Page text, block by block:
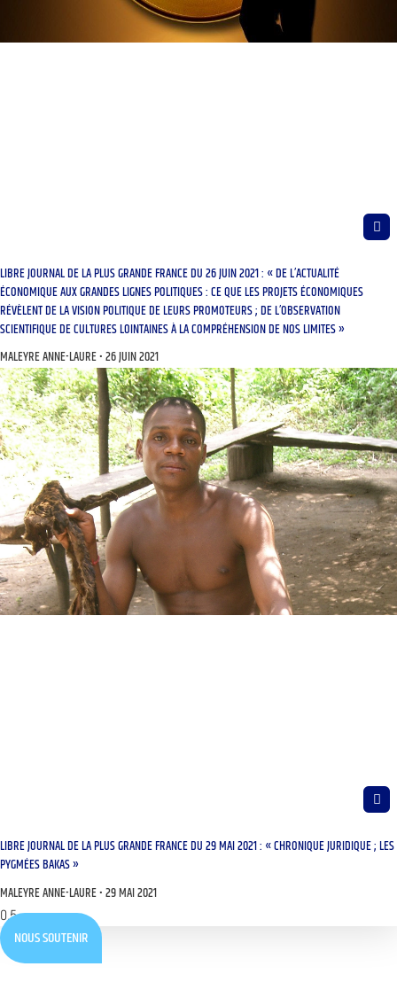
LIBRE JOURNAL DE LA PLUS GRANDE FRANCE DU 26 JUIN 2021 : « DE L’ACTUALITÉ
ÉCONOMIQUE AUX GRANDES LIGNES POLITIQUES : CE QUE LES PROJETS ÉCONOMIQUES
RÉVÈLENT DE LA VISION POLITIQUE DE LEURS PROMOTEURS ; DE L’OBSERVATION
SCIENTIFIQUE DE CULTURES LOINTAINES À LA COMPRÉHENSION DE NOS LIMITES »
MALEYRE ANNE-LAURE 26 JUIN 2021
LIBRE JOURNAL DE LA PLUS GRANDE FRANCE DU 29 MAI 2021 : « CHRONIQUE JURIDIQUE ; LES
PYGMÉES BAKAS »
MALEYRE ANNE-LAURE 29 MAI 2021
NOUS SOUTENIR